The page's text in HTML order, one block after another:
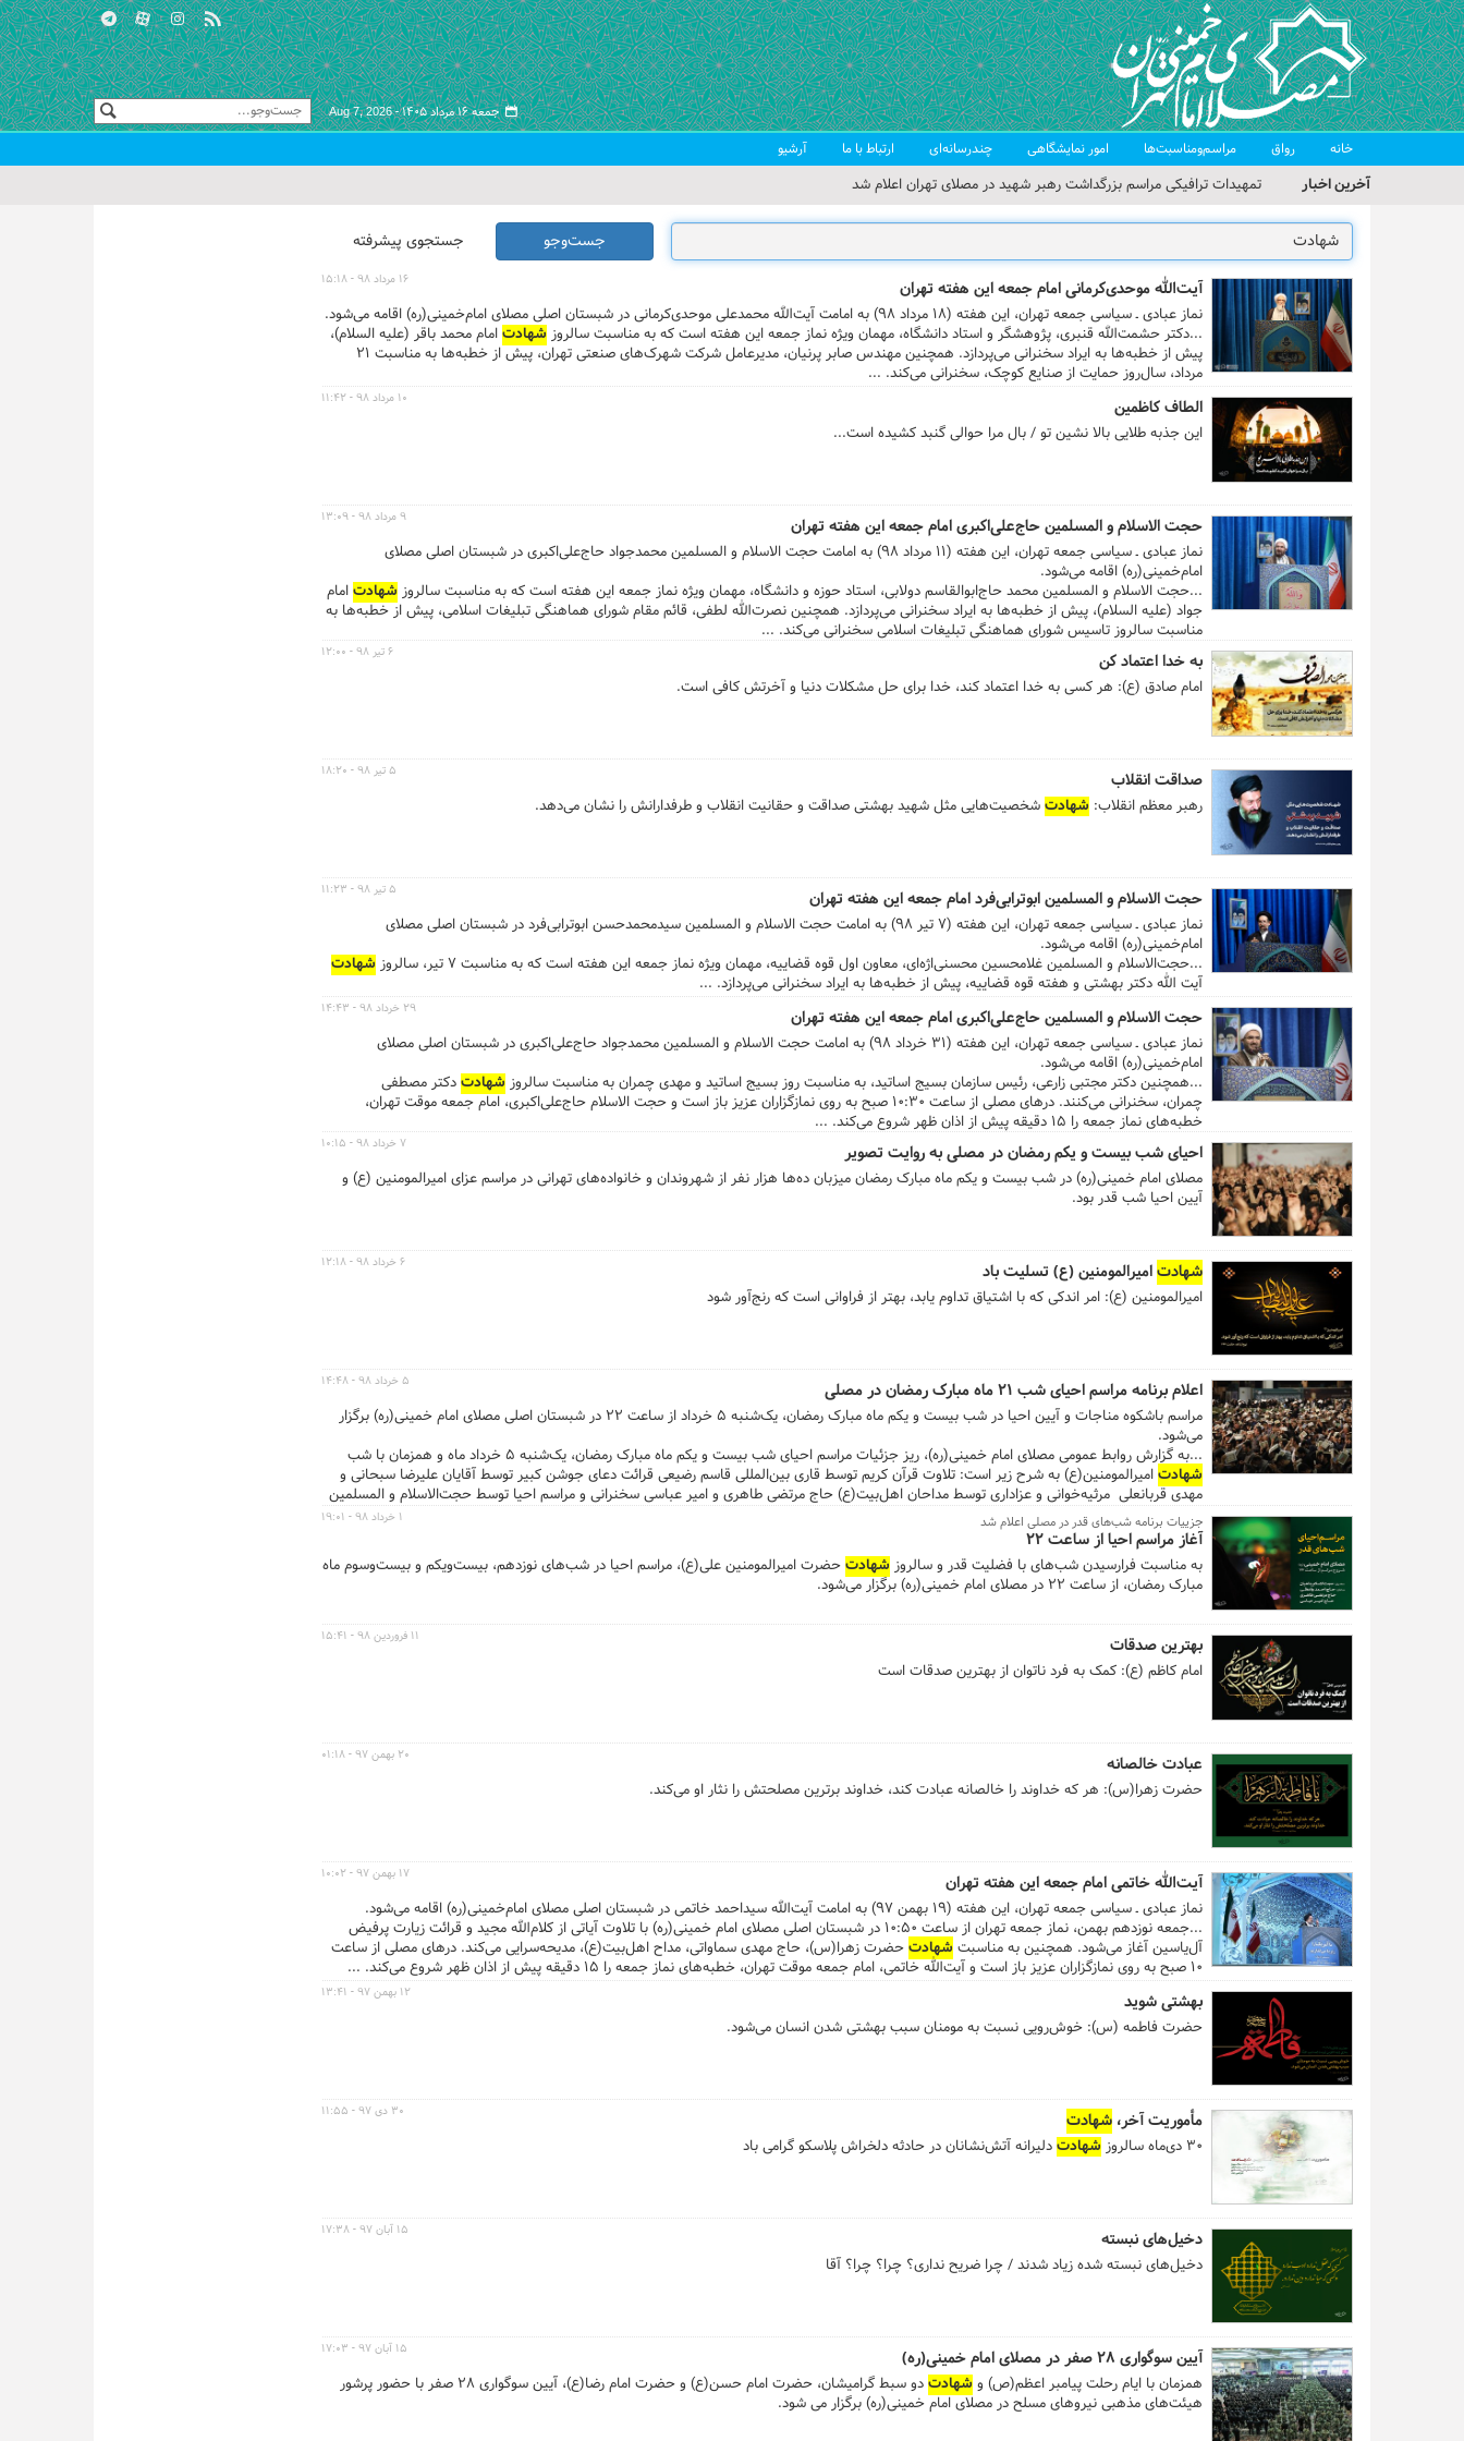
جمعه ۱۶ مرداد ۱۴۰۵ - Aug 7, 2026
خانه رواق مراسم‌ومناسبت‌ها امور نمایشگاهی چندرسانه‌ای ارتباط با ما آرشیو
آخرین اخبار
تمهیدات ترافیکی مراسم بزرگداشت رهبر شهید در مصلای تهران اعلام شد
حجت‌الاسلام حاج علی‌اکبری؛ خطیب این هفته نماز جمعه تهران
مراسم بزرگداشت امام مجاهد شهید در مصلای تهران از سوی رهبر معظم انقلاب
گزارش تصویری| مراسم نماز بر پیکر امام شهید انقلاب اسلامی ایران
گزارش تصویری| مراسم بزرگداشت آقای شهید ایران
جست‌وجو
جستجوی پیشرفته
آیت‌الله موحدی‌کرمانی امام جمعه این هفته تهران
نماز عبادی ـ سیاسی جمعه تهران، این هفته (۱۸ مرداد ۹۸) به امامت آیت‌الله محمدعلی موحدی‌کرمانی در شبستان اصلی مصلای امام‌خمینی(ره) اقامه می‌شود.
...دکتر حشمت‌الله قنبری، پژوهشگر و استاد دانشگاه، مهمان ویژه نماز جمعه این هفته است که به مناسبت سالروز شهادتامام محمد باقر (علیه السلام)،
پیش از خطبه‌ها به ایراد سخنرانی می‌پردازد. همچنین مهندس صابر پرنیان، مدیرعامل شرکت شهرک‌های صنعتی تهران، پیش از خطبه‌ها به مناسبت ۲۱
مرداد، سال‌روز حمایت از صنایع کوچک، سخنرانی می‌کند. ...
۱۶ مرداد ۹۸ - ۱۵:۱۸
الطاف کاظمین
این جذبه طلایی بالا نشین تو / بال مرا حوالی گنبد کشیده است...
۱۰ مرداد ۹۸ - ۱۱:۴۲
حجت الاسلام و المسلمین حاج‌علی‌اکبری امام جمعه این هفته تهران
نماز عبادی ـ سیاسی جمعه تهران، این هفته (۱۱ مرداد ۹۸) به امامت حجت الاسلام و المسلمین محمدجواد حاج‌علی‌اکبری در شبستان اصلی مصلای
امام‌خمینی(ره) اقامه می‌شود.
...حجت الاسلام‌ و المسلمین محمد حاج‌ابوالقاسم دولابی، استاد حوزه و دانشگاه، مهمان ویژه نماز جمعه این هفته است که به مناسبت سالروز شهادتامام
جواد (علیه السلام)، پیش از خطبه‌ها به ایراد سخنرانی می‌پردازد. همچنین نصرت‌الله لطفی، قائم مقام شورای هماهنگی تبلیغات اسلامی، پیش از خطبه‌ها به
مناسبت سالروز تاسیس شورای هماهنگی تبلیغات اسلامی سخنرانی می‌کند. ...
۹ مرداد ۹۸ - ۱۳:۰۹
به خدا اعتماد کن
امام صادق (ع): هر کسی به خدا اعتماد کند، خدا برای حل مشکلات دنیا و آخرتش کافی است.
۶ تیر ۹۸ - ۱۲:۰۰
صداقت انقلاب
رهبر معظم انقلاب: شهادتشخصیت‌هایی مثل شهید بهشتی صداقت و حقانیت انقلاب و طرفدارانش را نشان می‌دهد.
۵ تیر ۹۸ - ۱۸:۲۰
حجت الاسلام و المسلمین ابوترابی‌فرد امام جمعه این هفته تهران
نماز عبادی ـ سیاسی جمعه تهران، این هفته (۷ تیر ۹۸) به امامت حجت الاسلام و المسلمین سیدمحمدحسن ابوترابی‌فرد در شبستان اصلی مصلای
امام‌خمینی(ره) اقامه می‌شود.
...حجت‌الاسلام و المسلمین غلامحسین محسنی‌اژه‌ای، معاون اول قوه قضاییه، مهمان ویژه نماز جمعه این هفته است که به مناسبت ۷ تیر، سالروز
شهادت
آیت الله دکتر بهشتی و هفته قوه قضاییه، پیش از خطبه‌ها به ایراد سخنرانی می‌پردازد. ...
۵ تیر ۹۸ - ۱۱:۲۳
حجت الاسلام و المسلمین حاج‌علی‌اکبری امام جمعه این هفته تهران
نماز عبادی ـ سیاسی جمعه تهران، این هفته (۳۱ خرداد ۹۸) به امامت حجت الاسلام و المسلمین محمدجواد حاج‌علی‌اکبری در شبستان اصلی مصلای
امام‌خمینی(ره) اقامه می‌شود.
...همچنین دکتر مجتبی زارعی، رئیس سازمان بسیج اساتید، به مناسبت روز بسیج اساتید و مهدی چمران به مناسبت سالروز شهادتدکتر مصطفی
چمران، سخنرانی می‌کنند. درهای مصلی از ساعت ۱۰:۳۰ صبح به روی نمازگزاران عزیز باز است و حجت الاسلام حاج‌علی‌اکبری، امام جمعه موقت تهران،
خطبه‌های نماز جمعه را ۱۵ دقیقه پیش از اذان ظهر شروع می‌کند. ...
۲۹ خرداد ۹۸ - ۱۴:۴۳
احیای شب بیست و یکم رمضان در مصلی به روایت تصویر
مصلای امام خمینی(ره) در شب بیست و یکم ماه مبارک رمضان میزبان ده‌ها هزار نفر از شهروندان و خانواده‌‎‌های تهرانی در مراسم عزای امیرالمومنین (ع) و
آیین احیا شب قدر بود.
۷ خرداد ۹۸ - ۱۰:۱۵
شهادتامیرالمومنین (ع) تسلیت باد
امیرالمومنین (ع): امر اندکی که با اشتیاق تداوم یابد، بهتر از فراوانی است که رنج‌آور شود
۶ خرداد ۹۸ - ۱۲:۱۸
اعلام برنامه مراسم احیای شب ۲۱ ماه مبارک رمضان در مصلی
مراسم باشکوه مناجات و آیین احیا در شب‌ بیست و یکم ماه مبارک رمضان، یک‌شنبه ۵ خرداد از ساعت ۲۲ در شبستان اصلی مصلای امام خمینی(ره) برگزار
می‌شود.
...به گزارش روابط عمومی مصلای امام خمینی(ره)، ریز جزئیات مراسم احیای شب بیست و یکم ماه مبارک رمضان، یک‌شنبه ۵ خرداد ماه و همزمان با شب
شهادتامیرالمومنین(ع) به شرح زیر است: تلاوت قرآن کریم توسط قاری بین‌المللی قاسم رضیعی قرائت دعای جوشن کبیر توسط آقایان علیرضا سبحانی و
مهدی قربانعلی مرثیه‌خوانی و عزاداری توسط مداحان اهل‌بیت(ع) حاج مرتضی طاهری و امیر عباسی سخنرانی و مراسم احیا توسط حجت‌الاسلام و المسلمین
علیرضا پناهیان در زمان برگزاری مراسم، شهروندان می‌توانند برای عبور و مرور از ورودی‌های شماره ۱۷ و ۱۹ واقع در بزرگراه رسالت، شماره ۷ و ۱۵ واقع در
خیابان شهید قنبرزاده و شماره ۱، ۲ و ۳ واقع در خیابان شهید بهشتی، استفاده نمایند. ...
۵ خرداد ۹۸ - ۱۴:۴۸
جزییات برنامه شب‌های قدر در مصلی اعلام شد
آغاز مراسم احیا از ساعت ۲۲
به مناسبت فرارسیدن شب‌های با فضلیت قدر و سالروز شهادتحضرت امیرالمومنین علی(ع)، مراسم احیا در شب‌های نوزدهم، بیست‌ویکم و بیست‌وسوم ماه
مبارک رمضان، از ساعت ۲۲ در مصلای امام خمینی(ره) برگزار می‌شود.
۱ خرداد ۹۸ - ۱۹:۰۱
بهترین صدقات
امام کاظم (ع): کمک به فرد ناتوان از بهترین صدقات است
۱۱ فروردین ۹۸ - ۱۵:۴۱
عبادت خالصانه
حضرت زهرا(س): هر که خداوند را خالصانه عبادت کند، خداوند برترین مصلحتش را نثار او می‌کند.
۲۰ بهمن ۹۷ - ۰۱:۱۸
آیت‌الله خاتمی امام جمعه این هفته تهران
نماز عبادی ـ سیاسی جمعه تهران، این هفته (۱۹ بهمن ۹۷) به امامت آیت‌الله سیداحمد خاتمی در شبستان اصلی مصلای امام‌خمینی(ره) اقامه می‌شود.
...جمعه نوزدهم بهمن، نماز جمعه تهران از ساعت ۱۰:۵۰ در شبستان اصلی مصلای امام خمینی(ره) با تلاوت آیاتی از کلام‌الله مجید و قرائت زیارت پرفیض
آل‌یاسین آغاز می‌شود. همچنین به مناسبت شهادتحضرت زهرا(س)، حاج مهدی سماواتی، مداح اهل‌بیت(ع)، مدیحه‌سرایی می‌کند. درهای مصلی از ساعت
۱۰ صبح به روی نمازگزاران عزیز باز است و آیت‌الله خاتمی، امام جمعه موقت تهران، خطبه‌های نماز جمعه را ۱۵ دقیقه پیش از اذان ظهر شروع می‌کند. ...
۱۷ بهمن ۹۷ - ۱۰:۰۲
بهشتی شوید
حضرت فاطمه (س): خوش‌رویی نسبت به مومنان سبب بهشتی شدن انسان می‌شود.
۱۲ بهمن ۹۷ - ۱۳:۴۱
مأموریت آخر، شهادت
30 دی‌ماه سالروز شهادتدلیرانه آتش‌نشانان در حادثه دلخراش پلاسکو گرامی باد
۳۰ دی ۹۷ - ۱۱:۵۵
دخیل‌های نبسته
دخیل‌های نبسته شده زیاد شدند / چرا ضریح نداری؟ چرا؟ چرا؟ آقا
۱۵ آبان ۹۷ - ۱۷:۳۸
آیین سوگواری ۲۸ صفر در مصلای امام خمینی(ره)
همزمان با ایام رحلت پیامبر اعظم(ص) و شهادت
دو سبط گرامیشان، حضرت امام حسن(ع) و حضرت امام رضا(ع)، آیین سوگواری ۲۸ صفر با حضور پرشور
هیئت‌های مذهبی نیروهای مسلح در مصلای امام خمینی(ره) برگزار می شود.
۱۵ آبان ۹۷ - ۱۷:۰۳